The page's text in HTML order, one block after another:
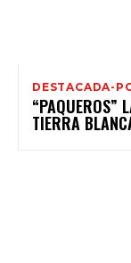
DESTACADA-
“PAQUEROS”
TIERRA